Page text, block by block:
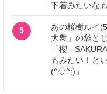
下着みたいな
5
あの桜樹ルイ
大衆」の袋と
「櫻 -
もみたい！と
(^◇^;)」